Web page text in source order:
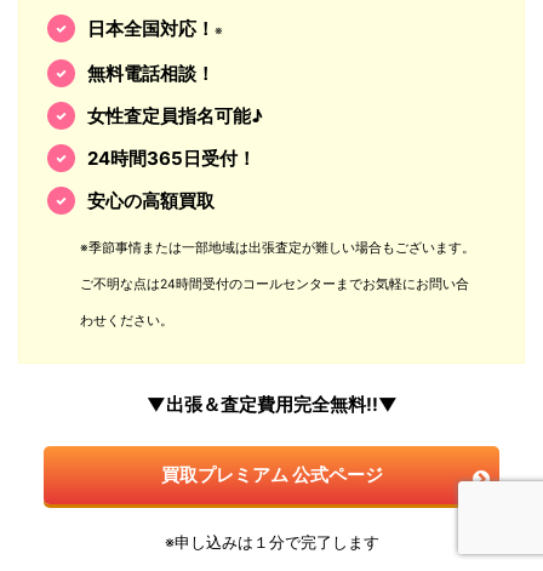
日本全国対応！ ※
無料電話相談！
女性査定員指名可能♪
24時間365日受付！
安心の高額買取
※季節事情または一部地域は出張査定が難しい場合もございます。
ご不明な点は24時間受付のコールセンターまでお気軽にお問い合
わせください。
▼出張＆査定費用完全無料!!▼
買取プレミアム 公式ページ
※申し込みは１分で完了します